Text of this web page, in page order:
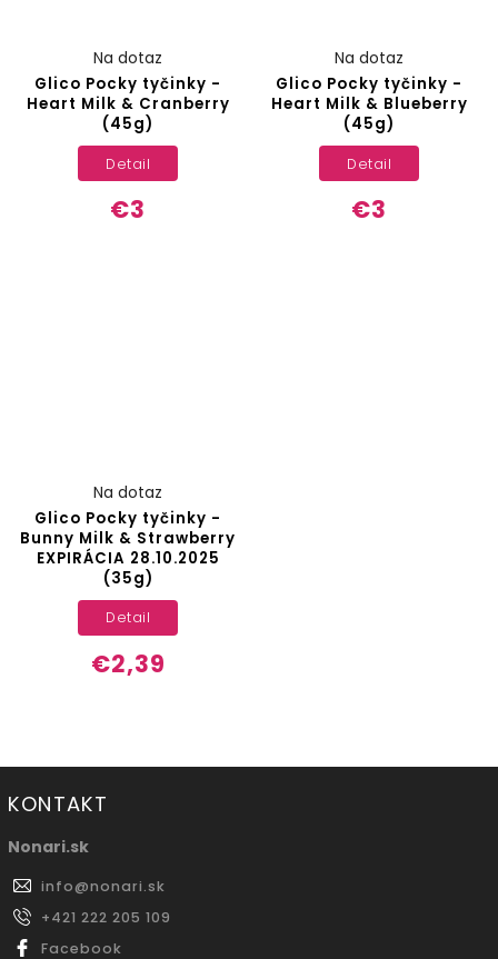
Glico Pocky tyčinky -
Heart Milk & Cranberry
(45g)
Na dotaz
€3
Detail
Glico Pocky tyčinky -
Heart Milk & Blueberry
(45g)
Na dotaz
€3
Detail
Glico Pocky tyčinky -
Bunny Milk & Strawberry
EXPIRÁCIA 28.10.2025
(35g)
Na dotaz
€2,39
Detail
KONTAKT
Nonari.sk
info@nonari.sk
+421 222 205 109
Facebook